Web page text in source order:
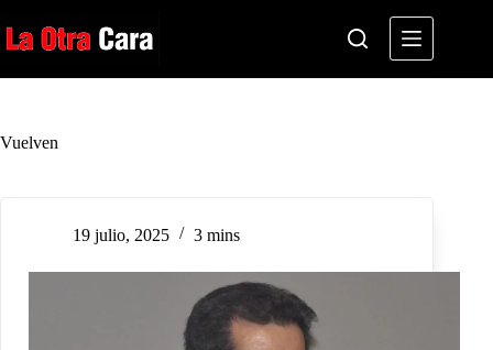
al
contenido
Vuelven
19 julio, 2025 3 mins